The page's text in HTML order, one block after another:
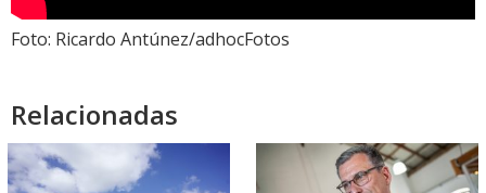
Foto: Ricardo Antúnez/adhocFotos
Relacionadas